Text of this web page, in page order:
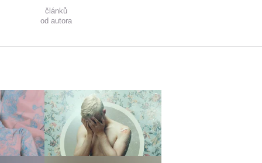
článků
od autora